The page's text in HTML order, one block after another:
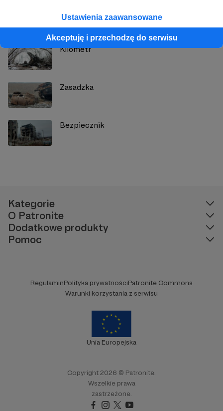
Ustawienia zaawansowane
Akceptuję i przechodzę do serwisu
Zobacz również
Kilometr
Zasadzka
Bezpiecznik
Kategorie
O Patronite
Dodatkowe produkty
Pomoc
RegulaminPolityka prywatnościPatronite Commons
Warunki korzystania z serwisu
Unia Europejska
Copyright 2026 © Patronite.
Wszelkie prawa
zastrzeżone.